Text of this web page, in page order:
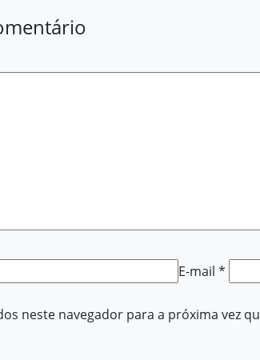
E-mail *
neste navegador para a próxima vez